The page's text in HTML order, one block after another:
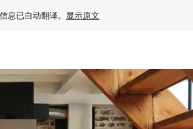
息已自动翻译。 显示原文